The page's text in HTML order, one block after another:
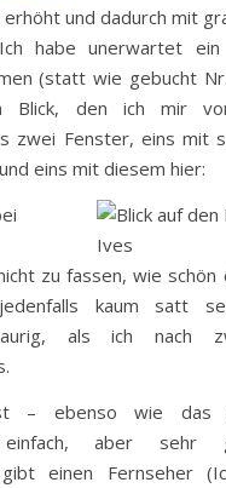
und dadurch mit
habe unerwartet
(statt wie gebucht
Blick, den ich mir
zwei Fenster, eins mit
eins mit diesem hier:
zu fassen, wie schön
kaum satt
als ich nach
– ebenso wie das
aber sehr
einen Fernseher